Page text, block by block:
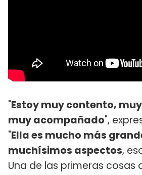
"Estoy muy contento,
muy acompañado",
"Ella es mucho más
muchísimos aspectos,
Una de las primeras cosas